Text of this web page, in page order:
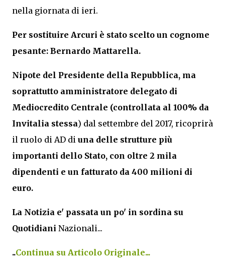
nella giornata di ieri.
Per sostituire Arcuri è stato scelto un cognome
pesante: Bernardo Mattarella.
Nipote del Presidente della Repubblica, ma
soprattutto amministratore delegato di
Mediocredito Centrale (controllata al 100% da
Invitalia stessa) dal settembre del 2017, ricoprirà
il ruolo di AD di una delle strutture più
importanti dello Stato, con oltre 2 mila
dipendenti e un fatturato da 400 milioni di
euro.
La Notizia e' passata un po' in sordina su
Quotidiani Nazionali...
..Continua su Articolo Originale...